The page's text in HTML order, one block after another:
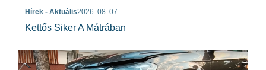
Hírek - Aktuális2026. 08. 07.
Kettős Siker A Mátrában